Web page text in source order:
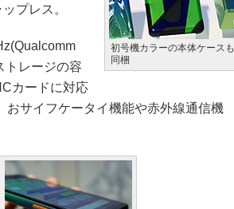
初号機カラーの本体ケースも
同梱
プレス。
トレージの容
カードに対応
おサイフケータイ機能や赤外線通信機